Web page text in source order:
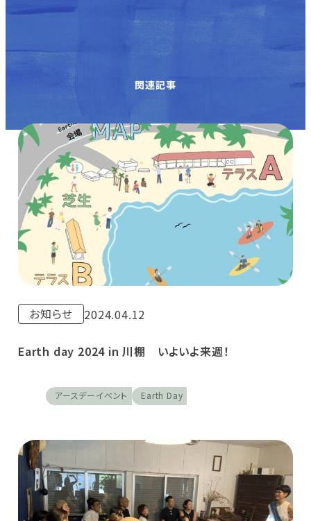
関連記事
お知らせ 2024.04.12
Earth day 2024 in 川棚 いよいよ来週！
アースデーイベント Earth Day